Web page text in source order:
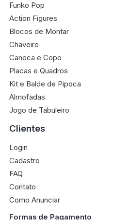
Funko Pop
Action Figures
Blocos de Montar
Chaveiro
Caneca e Copo
Placas e Quadros
Kit e Balde de Pipoca
Almofadas
Jogo de Tabuleiro
Clientes
Login
Cadastro
FAQ
Contato
Como Anunciar
Formas de Pagamento